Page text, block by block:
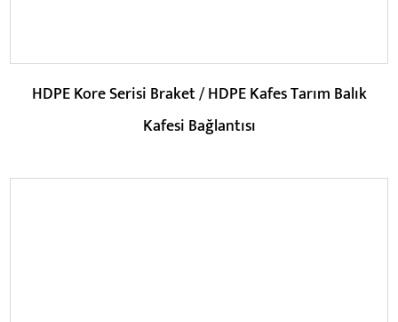
HDPE Kore Serisi Braket / HDPE Kafes Tarım Balık
Kafesi Bağlantısı